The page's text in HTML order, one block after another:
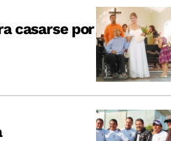
casarse por